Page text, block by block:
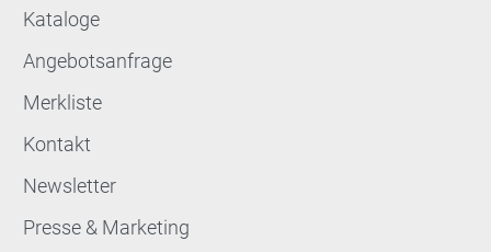
Kataloge
Angebotsanfrage
Merkliste
Kontakt
Newsletter
Presse & Marketing